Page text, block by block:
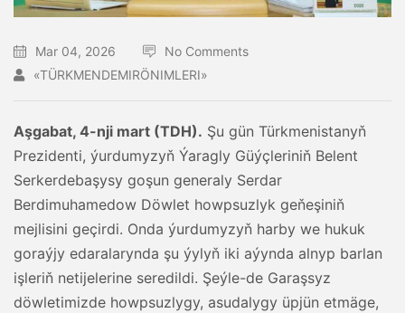
Mar 04, 2026
No Comments
«TÜRKMENDEMIRÖNIMLERI»
Aşgabat, 4-nji mart (TDH). Şu gün Türkmenistanyň
Prezidenti, ýurdumyzyň Ýaragly Güýçleriniň Belent
Serkerdebaşysy goşun generaly Serdar
Berdimuhamedow Döwlet howpsuzlyk geňeşiniň
mejlisini geçirdi. Onda ýurdumyzyň harby we hukuk
goraýjy edaralarynda şu ýylyň iki aýynda alnyp barlan
işleriň netijelerine seredildi. Şeýle-de Garaşsyz
döwletimizde howpsuzlygy, asudalygy üpjün etmäge,